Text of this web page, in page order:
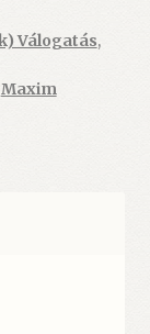
Válogatás,
Maxim